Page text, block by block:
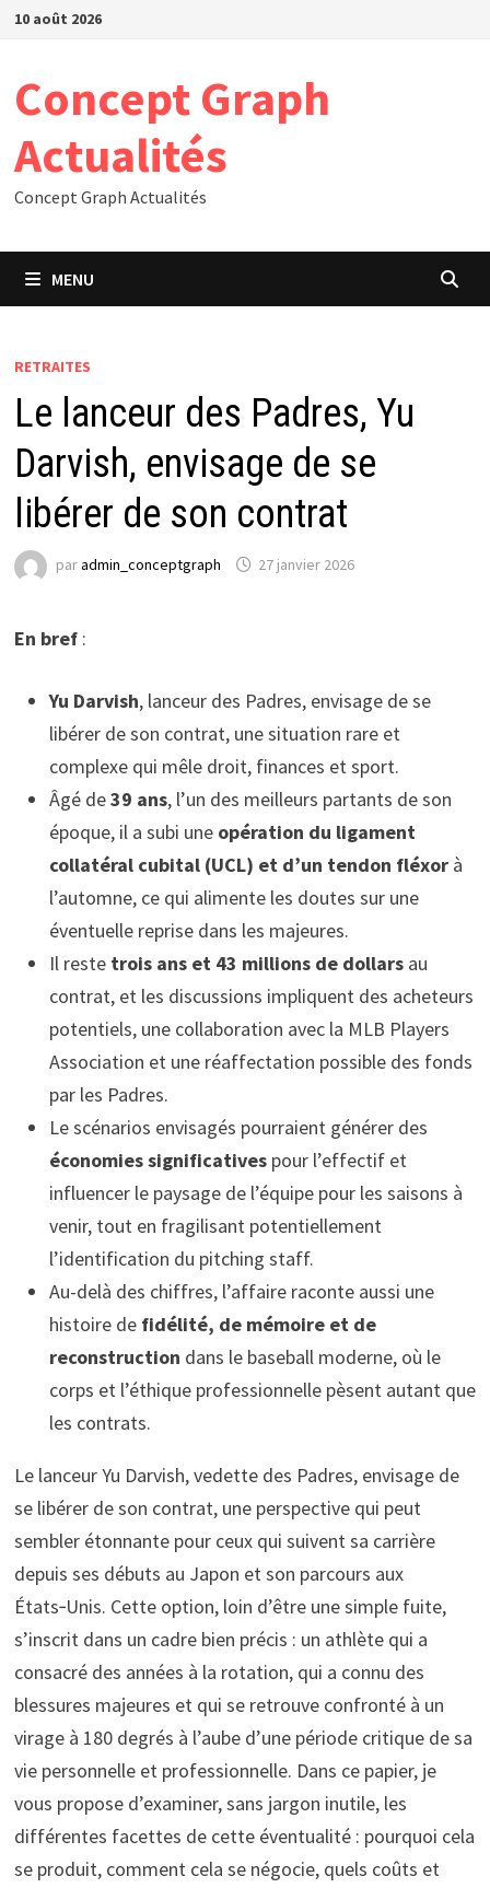
Passer
10 août 2026
Concept Graph
Actualités
Concept Graph Actualités
MENU
RETRAITES
Le lanceur des Padres, Yu
Darvish, envisage de se
libérer de son contrat
paradmin_conceptgraph 27 janvier 2026
En bref:
Yu Darvish, lanceur des Padres, envisage de se
libérer de son contrat, une situation rare et
complexe qui mêle droit, finances et sport.
Âgé de39 ans, l’un des meilleurs partants de son
époque, il a subi une opération du ligament
collatéral cubital (UCL) et d’un tendon fléxorà
l’automne, ce qui alimente les doutes sur une
éventuelle reprise dans les majeures.
Il reste trois ans et 43 millions de dollarsau
contrat, et les discussions impliquent des acheteurs
potentiels, une collaboration avec la MLB Players
Association et une réaffectation possible des fonds
par les Padres.
Le scénarios envisagés pourraient générer des
économies significativespour l’effectif et
influencer le paysage de l’équipe pour les saisons à
venir, tout en fragilisant potentiellement
l’identification du pitching staff.
Au-delà des chiffres, l’affaire raconte aussi une
histoire de fidélité, de mémoire et de
reconstruction dans le baseball moderne, où le
corps et l’éthique professionnelle pèsent autant que
les contrats.
Le lanceur Yu Darvish, vedette des Padres, envisage de
se libérer de son contrat, une perspective qui peut
sembler étonnante pour ceux qui suivent sa carrière
depuis ses débuts au Japon et son parcours aux
États‑Unis. Cette option, loin d’être une simple fuite,
s’inscrit dans un cadre bien précis : un athlète qui a
consacré des années à la rotation, qui a connu des
blessures majeures et qui se retrouve confronté à un
virage à 180 degrés à l’aube d’une période critique de sa
vie personnelle et professionnelle. Dans ce papier, je
vous propose d’examiner, sans jargon inutile, les
différentes facettes de cette éventualité : pourquoi cela
se produit, comment cela se négocie, quels coûts et